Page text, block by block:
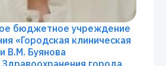
бюджетное учреждение
«Городская клиническая
В.М. Буянова
города